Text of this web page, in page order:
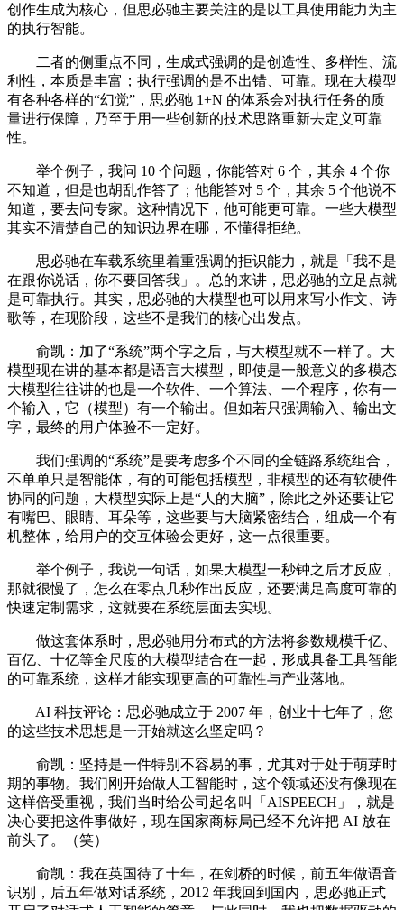
创作生成为核心，但思必驰主要关注的是以工具使用能力为主
的执行智能。
二者的侧重点不同，生成式强调的是创造性、多样性、流
利性，本质是丰富；执行强调的是不出错、可靠。现在大模型
有各种各样的“幻觉”，思必驰 1+N 的体系会对执行任务的质
量进行保障，乃至于用一些创新的技术思路重新去定义可靠
性。
举个例子，我问 10 个问题，你能答对 6 个，其余 4 个你
不知道，但是也胡乱作答了；他能答对 5 个，其余 5 个他说不
知道，要去问专家。这种情况下，他可能更可靠。一些大模型
其实不清楚自己的知识边界在哪，不懂得拒绝。
思必驰在车载系统里着重强调的拒识能力，就是「我不是
在跟你说话，你不要回答我」。总的来讲，思必驰的立足点就
是可靠执行。其实，思必驰的大模型也可以用来写小作文、诗
歌等，在现阶段，这些不是我们的核心出发点。
俞凯：加了“系统”两个字之后，与大模型就不一样了。大
模型现在讲的基本都是语言大模型，即使是一般意义的多模态
大模型往往讲的也是一个软件、一个算法、一个程序，你有一
个输入，它（模型）有一个输出。但如若只强调输入、输出文
字，最终的用户体验不一定好。
我们强调的“系统”是要考虑多个不同的全链路系统组合，
不单单只是智能体，有的可能包括模型，非模型的还有软硬件
协同的问题，大模型实际上是“人的大脑”，除此之外还要让它
有嘴巴、眼睛、耳朵等，这些要与大脑紧密结合，组成一个有
机整体，给用户的交互体验会更好，这一点很重要。
举个例子，我说一句话，如果大模型一秒钟之后才反应，
那就很慢了，怎么在零点几秒作出反应，还要满足高度可靠的
快速定制需求，这就要在系统层面去实现。
做这套体系时，思必驰用分布式的方法将参数规模千亿、
百亿、十亿等全尺度的大模型结合在一起，形成具备工具智能
的可靠系统，这样才能实现更高的可靠性与产业落地。
AI 科技评论：思必驰成立于 2007 年，创业十七年了，您
的这些技术思想是一开始就这么坚定吗？
俞凯：坚持是一件特别不容易的事，尤其对于处于萌芽时
期的事物。我们刚开始做人工智能时，这个领域还没有像现在
这样倍受重视，我们当时给公司起名叫「AISPEECH」，就是
决心要把这件事做好，现在国家商标局已经不允许把 AI 放在
前头了。（笑）
俞凯：我在英国待了十年，在剑桥的时候，前五年做语音
识别，后五年做对话系统，2012 年我回到国内，思必驰正式